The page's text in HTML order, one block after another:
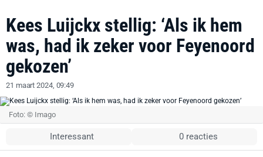
Kees Luijckx stellig: ‘Als ik hem
was, had ik zeker voor Feyenoord
gekozen’
21 maart 2024, 09:49
Foto: © Imago
Interessant 0 reacties